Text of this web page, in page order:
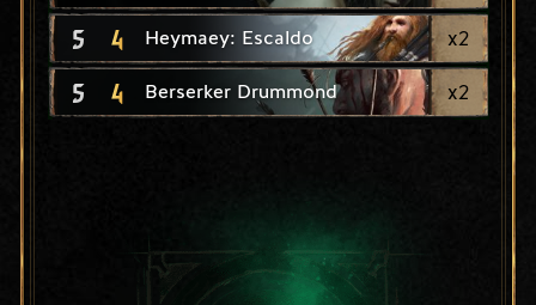
5 4 Heymaey: Escaldo x2
5 4 Berserker Drummond x2